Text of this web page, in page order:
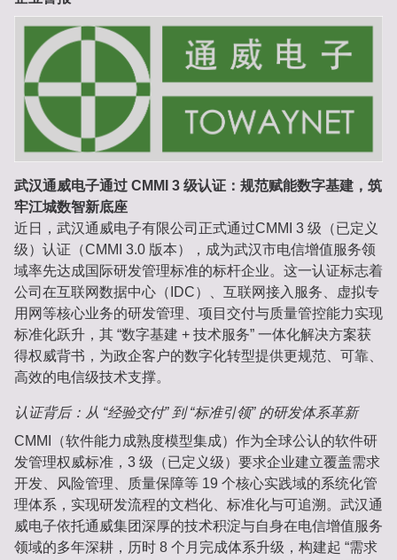
武汉通威电子通过 CMMI 3 级认证：规范赋能数字基建，筑
牢江城数智新底座
近日，武汉通威电子有限公司正式通过CMMI 3 级（已定义
级）认证 （CMMI 3.0 版本），成为武汉市电信增值服务领
域率先达成国际研发管理标准的标杆企业。这一认证标志着
公司在互联网数据中心（IDC）、互联网接入服务、虚拟专
用网等核心业务的研发管理、项目交付与质量管控能力实现
标准化跃升，其 “数字基建 + 技术服务” 一体化解决方案获
得权威背书，为政企客户的数字化转型提供更规范、可靠、
高效的电信级技术支撑。
认证背后：从 “经验交付” 到 “标准引领” 的研发体系革新
CMMI（软件能力成熟度模型集成）作为全球公认的软件研
发管理权威标准，3 级（已定义级）要求企业建立覆盖需求
开发、风险管理、质量保障等 19 个核心实践域的系统化管
理体系，实现研发流程的文档化、标准化与可追溯。武汉通
威电子依托通威集团深厚的技术积淀与自身在电信增值服务
领域的多年深耕，历时 8 个月完成体系升级，构建起 “需求